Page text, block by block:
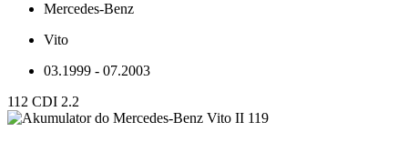
Mercedes-Benz
Vito
03.1999 - 07.2003
112 CDI 2.2